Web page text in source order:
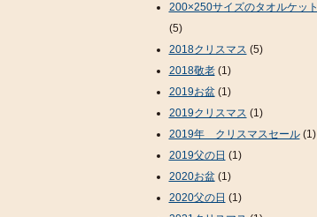
200×250サイズのタオルケット
(5)
2018クリスマス (5)
2018敬老(1)
2019お盆(1)
2019クリスマス (1)
2019年 クリスマスセール(1)
2019父の日 (1)
2020お盆(1)
2020父の日 (1)